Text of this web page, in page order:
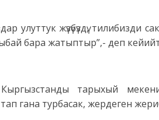
улуттук жүзүбүздү, тилибизди
бара жатыптыр”,- деп
тарыхый
гана турбасак, жердеген